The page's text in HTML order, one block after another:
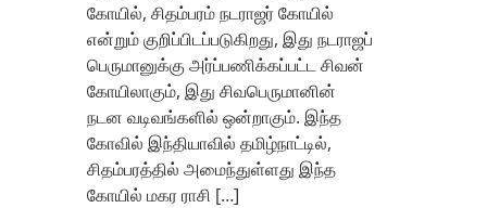
கோயில், சிதம்பரம் நடராஜர் கோயில்
என்றும் குறிப்பிடப்படுகிறது, இது நடராஜப்
பெருமானுக்கு அர்ப்பணிக்கப்பட்ட சிவன்
கோயிலாகும், இது சிவபெருமானின்
நடன வடிவங்களில் ஒன்றாகும். இந்த
கோவில் இந்தியாவில் தமிழ்நாட்டில்,
சிதம்பரத்தில் அமைந்துள்ளது இந்த
கோயில் மகர ராசி […]